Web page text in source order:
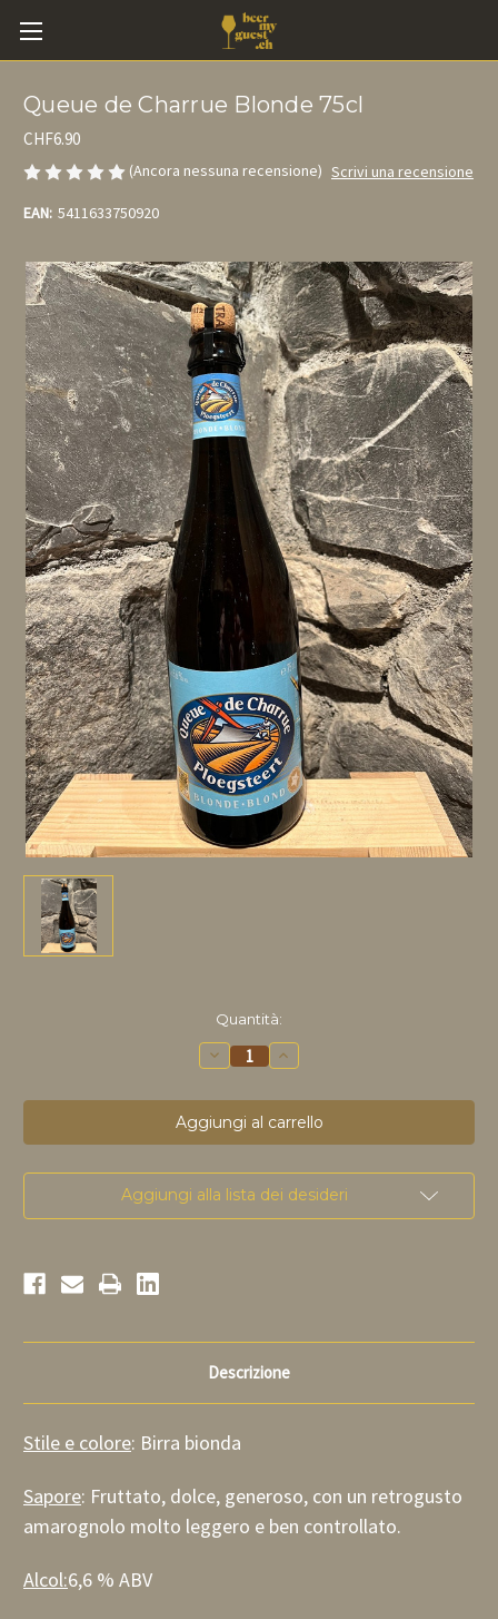
Queue de Charrue Blonde 75cl
CHF6.90
(Ancora nessuna recensione) Scrivi una recensione
EAN: 5411633750920
Quantità:
Riduci
la
di
Queue
de
Charrue
75cl
Aumenta
la
di
Queue
de
Charrue
75cl
Aggiungi alla lista dei desideri
Descrizione
Stile e colore: Birra bionda
Sapore: Fruttato, dolce, generoso, con un retrogusto
amarognolo molto leggero e ben controllato.
Alcol:6,6 % ABV